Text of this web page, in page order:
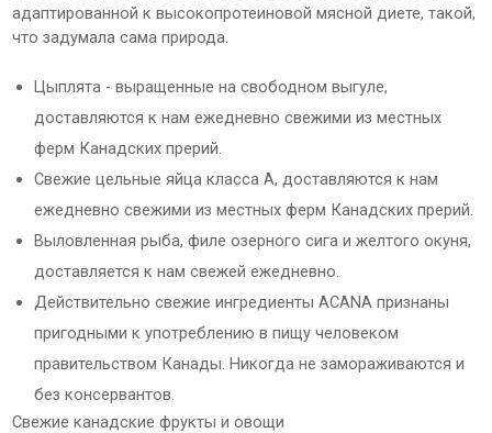
адаптированной к высокопротеиновой мясной диете, такой,
что задумала сама природа.
Цыплята - выращенные на свободном выгуле,
доставляются к нам ежедневно свежими из местных
ферм Канадских прерий.
Свежие цельные яйца класса А, доставляются к нам
ежедневно свежими из местных ферм Канадских прерий.
Выловленная рыба, филе озерного сига и желтого окуня,
доставляется к нам свежей ежедневно.
Действительно свежие ингредиенты ACANA признаны
пригодными к употреблению в пищу человеком
правительством Канады. Никогда не замораживаются и
без консервантов.
Свежие канадские фрукты и овощи